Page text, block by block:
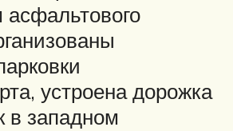
асфальтового
устроена дорожка
в западном